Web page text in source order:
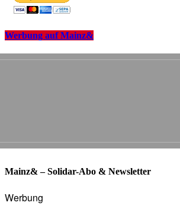
Werbung auf Mainz&
Mainz& – Solidar-Abo & Newsletter
Werbung